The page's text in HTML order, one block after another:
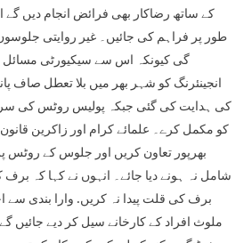
کے ساتھ رضاکار بھی فرائض انجام دیں
طور پر فراہم کی جائیں۔ غیر روایتی
گی کیونکہ اس سے سیکیورٹی مسائل
انجینئرنگ کو شہر بھر میں بلا تعطل صاف
کی ہدایت کی گئی جبکہ پولیس روٹس کی
کو مکمل کرے۔ علمائے کرام اور زاکرین
بھرپور تعاون کریں اور جلوس کے روٹس
شامل نہ ہونے دیا جائے۔ انہوں نے کہا کہ
برف کی قلت پیدا نہ کریں. وارا بندی سے
ملوث افراد کے کارخانے سیل کر دیے جائیں